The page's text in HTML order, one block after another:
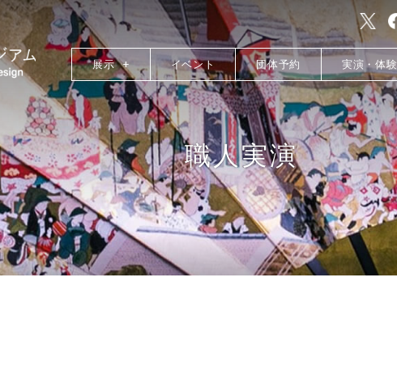
展示 イベント 団体予約 実演・体験
職人実演